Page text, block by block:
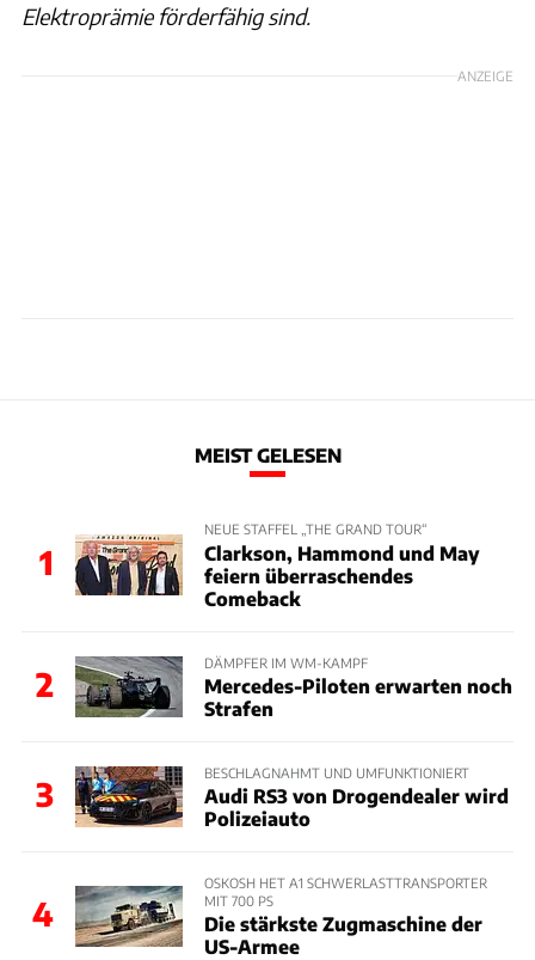
Elektroprämie förderfähig sind.
ANZEIGE
MEIST GELESEN
1
NEUE STAFFEL „THE GRAND TOUR“
Clarkson, Hammond und May
feiern überraschendes
Comeback
2
DÄMPFER IM WM-KAMPF
Mercedes-Piloten erwarten noch
Strafen
3
BESCHLAGNAHMT UND UMFUNKTIONIERT
Audi RS3 von Drogendealer wird
Polizeiauto
4
OSKOSH HET A1 SCHWERLASTTRANSPORTER
MIT 700 PS
Die stärkste Zugmaschine der
US-Armee